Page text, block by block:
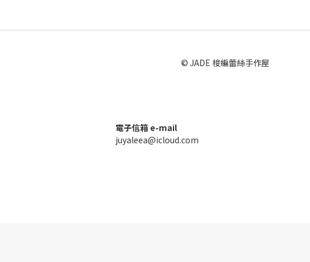
© JADE 梭編蕾絲手作屋
電子信箱 e-mail
juyaleea@icloud.com